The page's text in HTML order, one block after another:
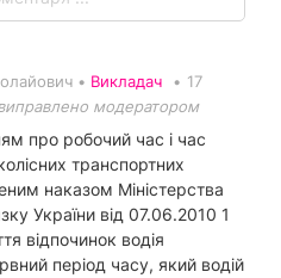
• Викладач • 17
модератором
про робочий час і час
транспортних
наказом Міністерства
України від 07.06.2010 1
відпочинок водія
період часу, який водій